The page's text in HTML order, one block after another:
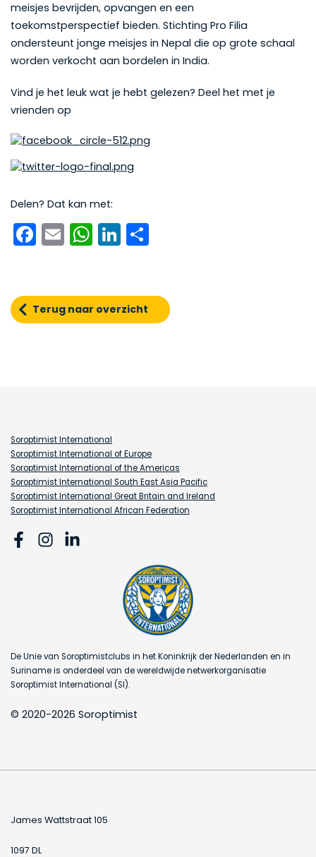
meisjes bevrijden, opvangen en een
toekomstperspectief bieden. Stichting Pro Filia
ondersteunt jonge meisjes in Nepal die op grote schaal
worden verkocht aan bordelen in India.
Vind je het leuk wat je hebt gelezen? Deel het met je
vrienden op
Delen? Dat kan met:
Facebook
EmailWhatsApp
LinkedIn
Terug naar overzicht
Soroptimist International
Soroptimist International of Europe
Soroptimist International of the Americas
Soroptimist International South East Asia Pacific
Soroptimist International Great Britain and Ireland
Soroptimist International African Federation
De Unie van Soroptimistclubs in het Koninkrijk der Nederlanden en in
Suriname is onderdeel van de wereldwijde netwerkorganisatie
Soroptimist International (SI).
© 2020-2026 Soroptimist
James Wattstraat 105
1097 DL